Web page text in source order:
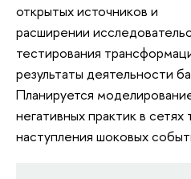
открытых источников и
расширении
тестирования
результаты деятельности
Планируется
негативных практик в
наступления шоковых